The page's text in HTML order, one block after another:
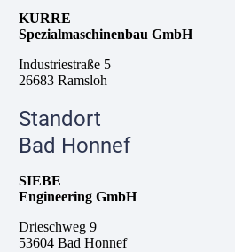
s
e
F
e
d
l
e
r
.
KURRE
Spezialmaschinenbau GmbH
Industriestraße 5
26683 Ramsloh
Standort
Bad Honnef
SIEBE
Engineering GmbH
Drieschweg 9
53604 Bad Honnef